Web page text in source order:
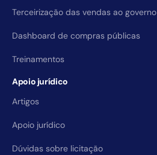
Terceirização das vendas ao governo
Dashboard de compras públicas
Treinamentos
Apoio jurídico
Artigos
Apoio jurídico
Dúvidas sobre licitação